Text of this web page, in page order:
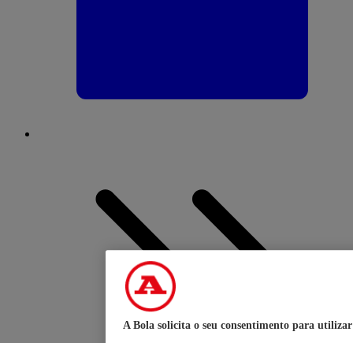
A Bola solicita o seu consentimento para utilizar